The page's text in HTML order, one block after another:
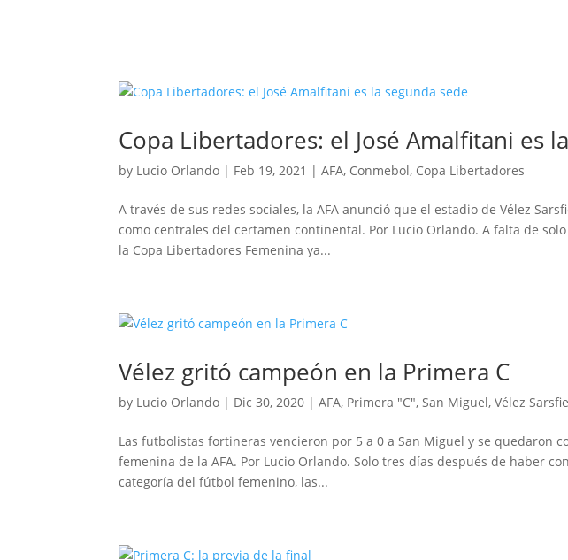
Copa Libertadores: el José Amalfitani es
by Lucio Orlando | Feb 19, 2021 |AFA, Conmebol, Copa Libertadores
A través de sus redes sociales, la AFA anunció que el estadio de Vélez
como centrales del certamen continental. Por Lucio Orlando. A falta de
la Copa Libertadores Femenina ya...
Vélez gritó campeón en la Primera C
by Lucio Orlando | Dic 30, 2020 |AFA, Primera "C",San Miguel,Vélez
Las futbolistas fortineras vencieron por 5 a 0 a San Miguel y se quedaron
femenina de la AFA. Por Lucio Orlando. Solo tres días después de haber
categoría del fútbol femenino, las...